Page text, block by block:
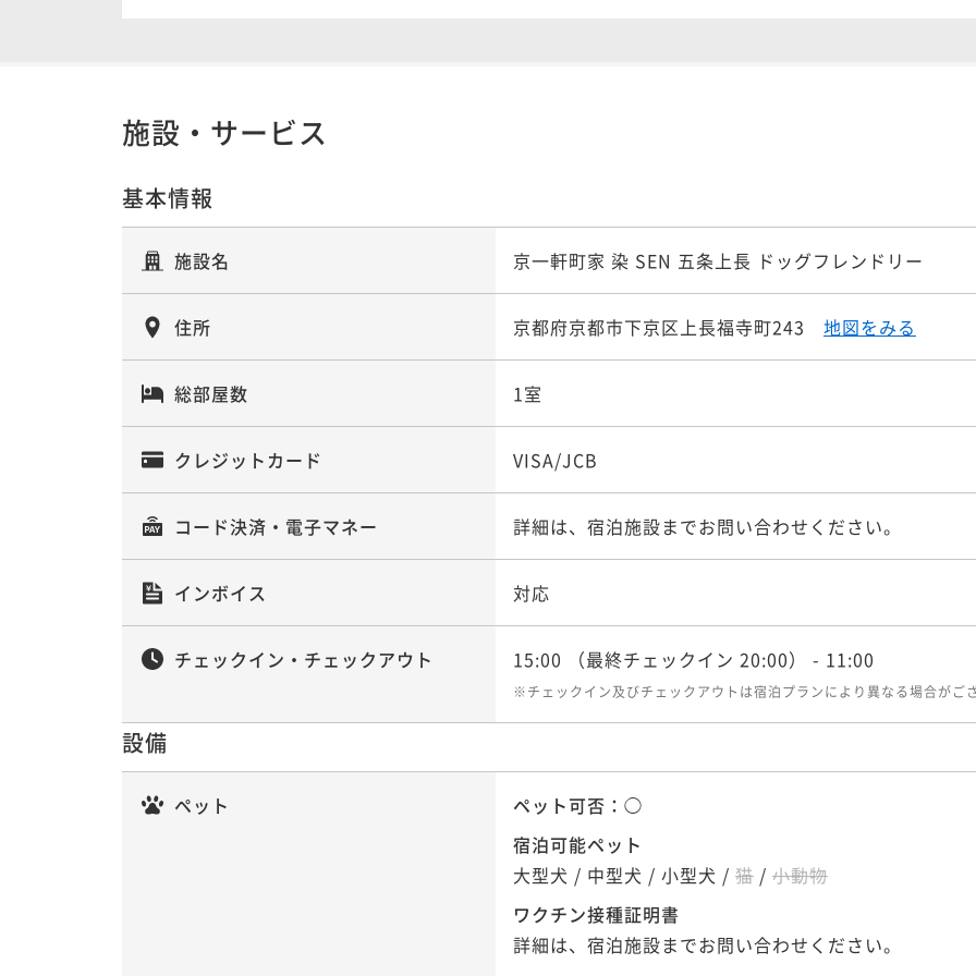
【お試しプラン】京町家での宿泊体験（素泊まり）
大人2名 ¥
種彩り小鉢の和朝食orホットサンド】★
大人2名 ¥
【選べる夕食「鍋」プラン】4種の味から！朝食は選べる3種鍋
二食付き 事前決済可 IN 15:00 - 20:00 OUT11:00 大人2名
1泊2食〇夕食はA5ランク特選黒毛和牛すき焼きor牛しゃぶ〇選
べる3種鍋と九種の小鉢orホットサンド朝食★
二食付き
なしなしエコロジー（ECO）連泊プラン（連泊可能2連泊～8連
施設・サービス
基本情報
施設名 京一軒町家 染 SEN 五条上長 ドッグフレンドリー
住所 京都府京都市下京区上長福寺町243 地図をみる
総部屋数 1室
クレジットカード VISA/JCB
コード決済・電子マネー 詳細は、宿泊施設までお問い合わせください。
インボイス 対応
チェックイン・チェックアウト 15:00 （最終チェックイン 20:00） - 11:00
※チェックイン及びチェックアウトは宿泊プランにより異なる場合がござ
設備
ペット ペット可否： ◯
宿泊可能ペット
大型犬 / 中型犬 / 小型犬 / 猫 / 小動物
ワクチン接種証明書
詳細は、宿泊施設までお問い合わせください。